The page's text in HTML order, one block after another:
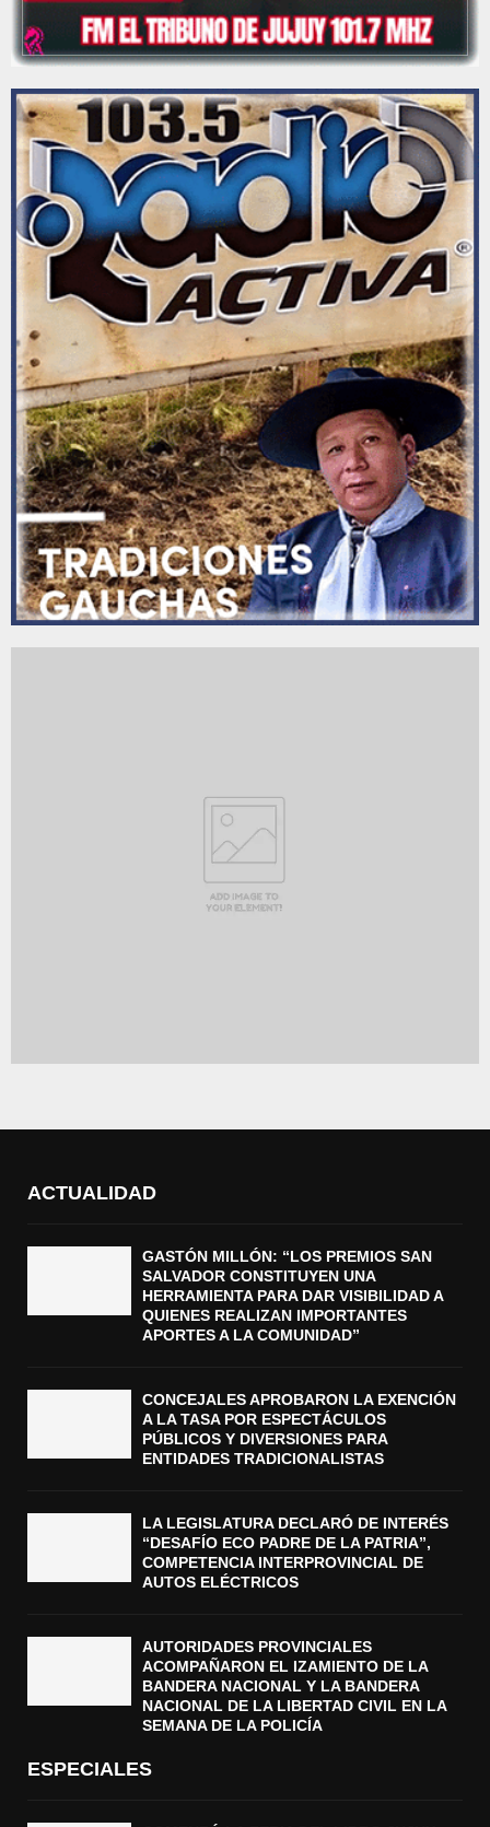
ACTUALIDAD
GASTÓN MILLÓN: “LOS PREMIOS SAN
SALVADOR CONSTITUYEN UNA
HERRAMIENTA PARA DAR VISIBILIDAD A
QUIENES REALIZAN IMPORTANTES
APORTES A LA COMUNIDAD”
CONCEJALES APROBARON LA EXENCIÓN
A LA TASA POR ESPECTÁCULOS
PÚBLICOS Y DIVERSIONES PARA
ENTIDADES TRADICIONALISTAS
LA LEGISLATURA DECLARÓ DE INTERÉS
“DESAFÍO ECO PADRE DE LA PATRIA”,
COMPETENCIA INTERPROVINCIAL DE
AUTOS ELÉCTRICOS
AUTORIDADES PROVINCIALES
ACOMPAÑARON EL IZAMIENTO DE LA
BANDERA NACIONAL Y LA BANDERA
NACIONAL DE LA LIBERTAD CIVIL EN LA
SEMANA DE LA POLICÍA
ESPECIALES